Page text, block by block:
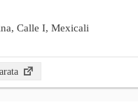
Calle I, Mexicali